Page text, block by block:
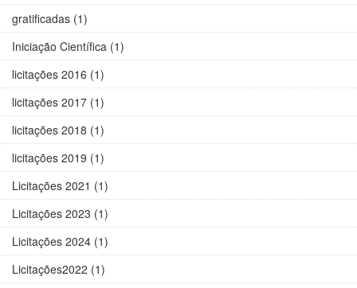
gratificadas (1)
Iniciação Científica (1)
licitações 2016 (1)
licitações 2017 (1)
licitações 2018 (1)
licitações 2019 (1)
Licitações 2021 (1)
Licitações 2023 (1)
Licitações 2024 (1)
Licitações2022 (1)